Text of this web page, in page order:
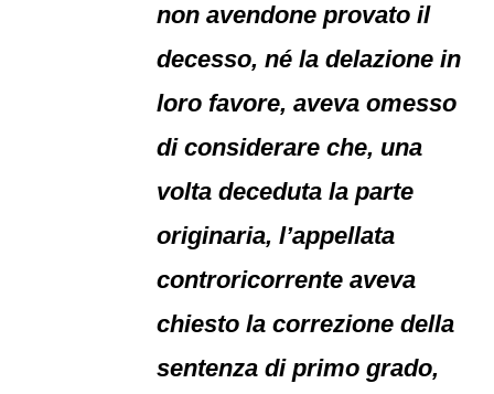
non avendone provato il
decesso, né la delazione in
loro favore, aveva omesso
di considerare che, una
volta deceduta la parte
originaria, l’appellata
controricorrente aveva
chiesto la correzione della
sentenza di primo grado,